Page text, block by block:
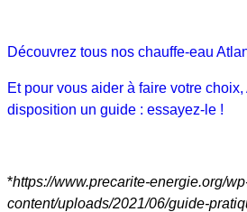
Découvrez tous nos chauffe-eau
Et pour vous aider à faire votre
disposition un guide : essayez-le !
*https://www.precarite-energie.org/
content/uploads/2021/06/guide-